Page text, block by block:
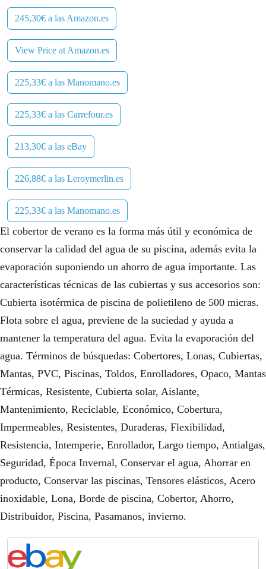
245,30€ a las Amazon.es
View Price at Amazon.es
225,33€ a las Manomano.es
225,33€ a las Carrefour.es
213,30€ a las eBay
226,88€ a las Leroymerlin.es
225,33€ a las Manomano.es
El cobertor de verano es la forma más útil y económica de
conservar la calidad del agua de su piscina, además evita la
evaporación suponiendo un ahorro de agua importante. Las
características técnicas de las cubiertas y sus accesorios son:
Cubierta isotérmica de piscina de polietileno de 500 micras.
Flota sobre el agua, previene de la suciedad y ayuda a
mantener la temperatura del agua. Evita la evaporación del
agua. Términos de búsquedas: Cobertores, Lonas, Cubiertas,
Mantas, PVC, Piscinas, Toldos, Enrolladores, Opaco, Mantas
Térmicas, Resistente, Cubierta solar, Aislante,
Mantenimiento, Reciclable, Económico, Cobertura,
Impermeables, Resistentes, Duraderas, Flexibilidad,
Resistencia, Intemperie, Enrollador, Largo tiempo, Antialgas,
Seguridad, Época Invernal, Conservar el agua, Ahorrar en
producto, Conservar las piscinas, Tensores elásticos, Acero
inoxidable, Lona, Borde de piscina, Cobertor, Ahorro,
Distribuidor, Piscina, Pasamanos, invierno.